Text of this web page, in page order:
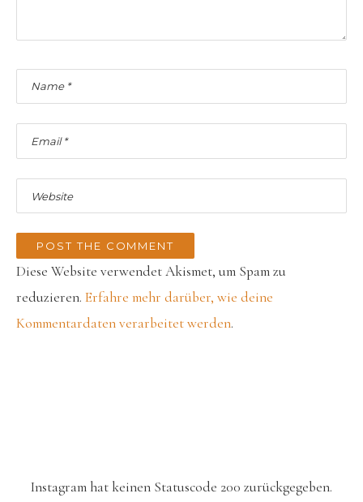
Diese Website verwendet Akismet, um Spam zu
reduzieren. Erfahre mehr darüber, wie deine
Kommentardaten verarbeitet werden.
Instagram hat keinen Statuscode 200 zurückgegeben.